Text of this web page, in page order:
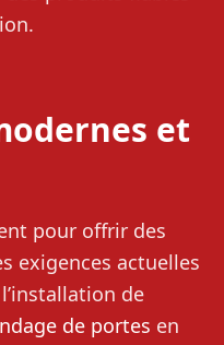
et
pour offrir des
exigences actuelles
de
de portes en